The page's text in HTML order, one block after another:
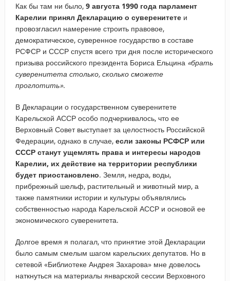
Как бы там ни было,9 августа 1990 года парламент
Карелии принял Декларацию о суверенитетеи
провозгласил намерение строить правовое,
демократическое, суверенное государство в составе
РСФСР и СССР спустя всего три дня после исторического
призыва российского президента Бориса Ельцина «брать
суверенитета столько, сколько сможете
проглотить».
В Декларации о государственном суверенитете
Карельской АССР особо подчеркивалось, что ее
Верховный Совет выступает за целостность Российской
Федерации, однако в случае, если законы РСФСР или
СССР станут ущемлять права и интересы народов
Карелии, их действие на территории республики
будет приостановлено. Земля, недра, воды,
прибрежный шельф, растительный и животный мир, а
также памятники истории и культуры объявлялись
собственностью народа Карельской АССР и основой ее
экономического суверенитета.
Долгое время я полагал, что принятие этой Декларации
было самым смелым шагом карельских депутатов. Но в
сетевой «Библиотеке Андрея Захарова» мне довелось
наткнуться на материалы январской сессии Верховного